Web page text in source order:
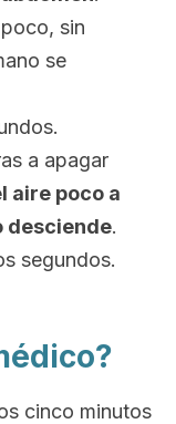
sin
se
a apagar
aire poco a
desciende.
segundos.
cinco minutos